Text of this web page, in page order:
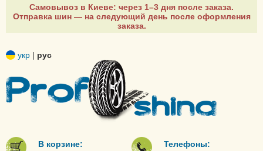
Самовывоз в Киеве: через 1–3 дня после заказа.
Отправка шин — на следующий день после оформления
заказа.
укр | рус
В корзине:
Телефоны: